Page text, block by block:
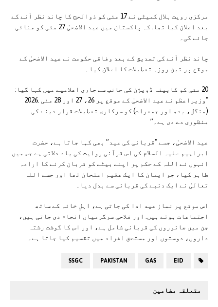
مرکزی رویت ہلال کمیٹی نے 17 مئی کو ذوالحج کا چاند نظر آنے کے
بعد اعلان کیا تھا. کہ پاکستان میں عید الاضحیٰ 27 مئی کو منائی
جائے گی۔
چاند نظر آنے کی تصدیق کے بعد وفاقی حکومت نے عید الاضحیٰ کے
موقع پر تین روزہ تعطیلات کا اعلان کیا۔
20 مئی کو کابینہ ڈویژن کی جانب سے جاری اعلامیے میں کہا گیا:
"وزیراعظم نے عید الاضحیٰ کے موقع پر 26، 27 اور 28 مئی .2026
(منگل، بدھ اور جمعرات) کو سرکاری تعطیلات قرار دینے کی
منظوری دے دی ہے۔”
عید الاضحیٰ، جسے "قربانی کی عید” بھی کہا جاتا ہے، حضرت
ابراہیم علیہ السلام کی اس قرآنی روایت کی یاد دلاتی ہے جس میں
انہوں نے اللہ کے حکم پر اپنے بیٹے کو قربان کرنے کا ارادہ
ظاہر کیا، جو ایمان کا ایک عظیم امتحان تھا اور جسے اللہ
تعالیٰ نے ایک دنبے کی قربانی سے بدل دیا۔
اس موقع پر نماز عید ادا کی جاتی ہے، اہلِ خانہ کے ساتھ
اجتماعات ہوتے ہیں. اور فلاحی سرگرمیاں انجام دی جاتی ہیں،
جن میں جانوروں کی قربانی شامل ہے، اور اس کا گوشت رشتہ
داروں، دوستوں اور مستحق افراد میں تقسیم کیا جاتا ہے۔
EID
GAS
PAKISTAN
SSGC
متعلقہ مضامین